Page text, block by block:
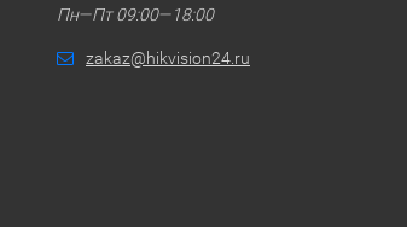
Пн—Пт 09:00—18:00
zakaz@hikvision24.ru